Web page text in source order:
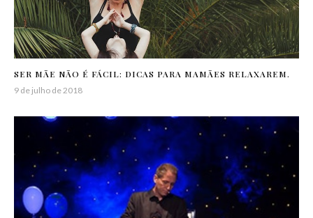
SER MÃE NÃO É FÁCIL: DICAS PARA MAMÃES RELAXAREM.
9 de julho de 2018